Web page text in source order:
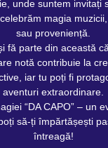
unde suntem invitați
magia
sau proveniență.
fă parte din această
notă contribuie la
iar tu poți fi
aventuri extraordinare.
“DA CAPO” – un
să-ți împărtășești
întreagă!